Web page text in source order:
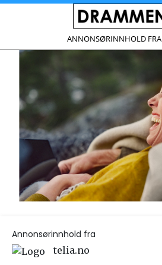
ANNONSØRINNHOLD FRA
Annonsørinnhold fra
telia.no